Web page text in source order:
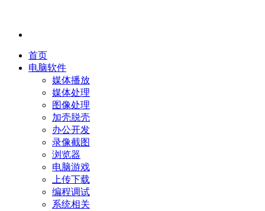
首页
电脑软件
媒体播放
媒体处理
图像处理
加壳脱壳
办公开发
录像截图
浏览器
电脑游戏
上传下载
编程调试
系统相关